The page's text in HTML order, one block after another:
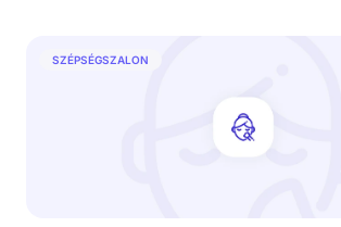
SZÉPSÉGSZALON